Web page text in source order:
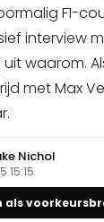
F1-
interview
waarom.
met Max
Nichol
15:15
als